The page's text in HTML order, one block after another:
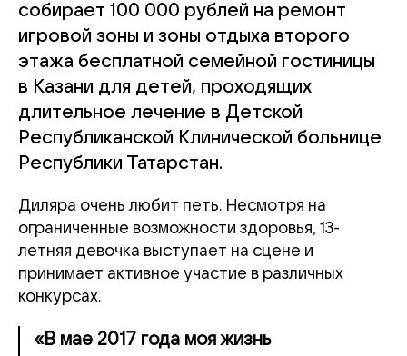
собирает 100 000 рублей на ремонт
игровой зоны и зоны отдыха второго
этажа бесплатной семейной гостиницы
в Казани для детей, проходящих
длительное лечение в Детской
Республиканской Клинической больнице
Республики Татарстан.
Диляра очень любит петь. Несмотря на
ограниченные возможности здоровья, 13-
летняя девочка выступает на сцене и
принимает активное участие в различных
конкурсах.
«В мае 2017 года моя жизнь